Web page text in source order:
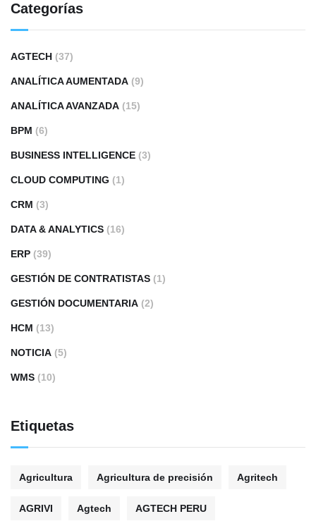
Categorías
AGTECH (37)
ANALÍTICA AUMENTADA (9)
ANALÍTICA AVANZADA (15)
BPM (6)
BUSINESS INTELLIGENCE (3)
CLOUD COMPUTING (1)
CRM (3)
DATA & ANALYTICS (16)
ERP (39)
GESTIÓN DE CONTRATISTAS (1)
GESTIÓN DOCUMENTARIA (2)
HCM (13)
NOTICIA (5)
WMS (10)
Etiquetas
Agricultura Agricultura de precisión Agritech
AGRIVI Agtech AGTECH PERU